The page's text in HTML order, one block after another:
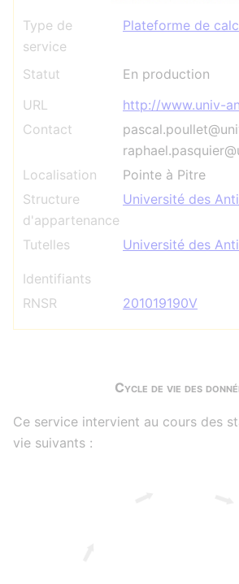
Type de
service
Plateforme de
Statut
En production
URL
http://www.univ-
Contact
Localisation
Pointe à Pitre
Structure
d'appartenance
Université des
Tutelles Université des
Identifiants
RNSR
201019190V
Cycle de vie des
Ce service intervient au cours des
vie suivants :